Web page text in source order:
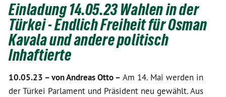
Einladung 14.05.23 Wahlen in der
Türkei - Endlich Freiheit für Osman
Kavala und andere politisch
Inhaftierte
10.05.23 –von Andreas Otto – Am 14. Mai werden in
der Türkei Parlament und Präsident neu gewählt. Aus